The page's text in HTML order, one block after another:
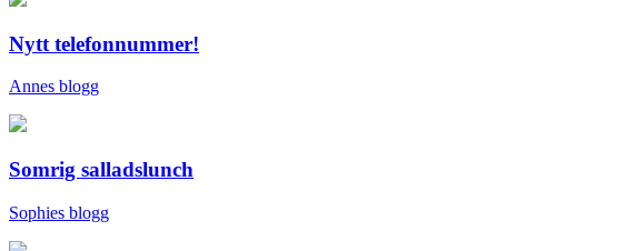
Nytt telefonnummer!
Annes blogg
Somrig salladslunch
Sophies blogg